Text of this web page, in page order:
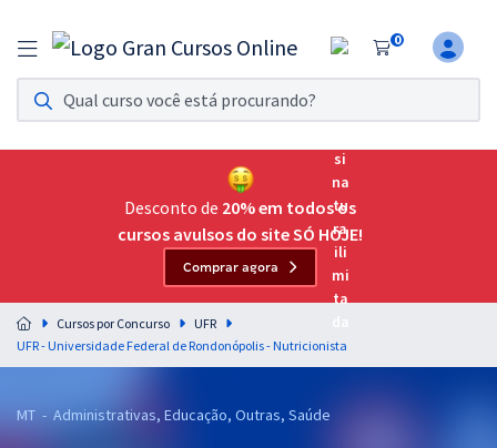
0
Assinatura Ilimitada 11
Acesso a todos os cursos. Teste grátis por 7 dias!
Assinatura OAB Até Passar
Acesso ilimitado a toda preparação para o Exame da
Residências Multiprofissionais
Preparação completa e intensiva para as principais
residências em saúde do Brasil
Desconto de 20% em todos os
cursos avulsos do site SÓ HOJE!
Comprar agora
Cursos por Concurso
UFR
UFR - Universidade Federal de Rondonópolis - Nutricionista
MT - Administrativas, Educação, Outras, Saúde